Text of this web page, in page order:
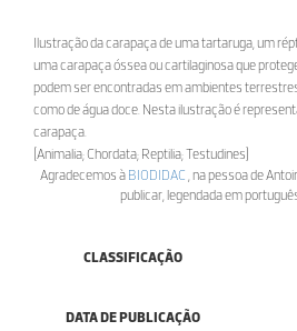
Ilustração da carapaça de uma tartaruga, um
uma carapaça óssea ou cartilaginosa que
podem ser encontradas em ambientes
como de água doce. Nesta ilustração é
carapaça.
[Animalia; Chordata; Reptilia; Testudines]
Agradecemos à BIODIDAC , na pessoa de
publicar, legendada em
CLASSIFICAÇÃO
DATA DE PUBLICAÇÃO